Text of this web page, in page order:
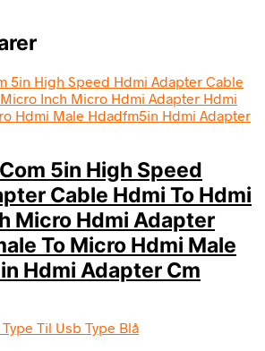
5in High Speed
Cable Hdmi To Hdmi
Micro Hdmi Adapter
To Micro Hdmi Male
Hdmi Adapter Cm